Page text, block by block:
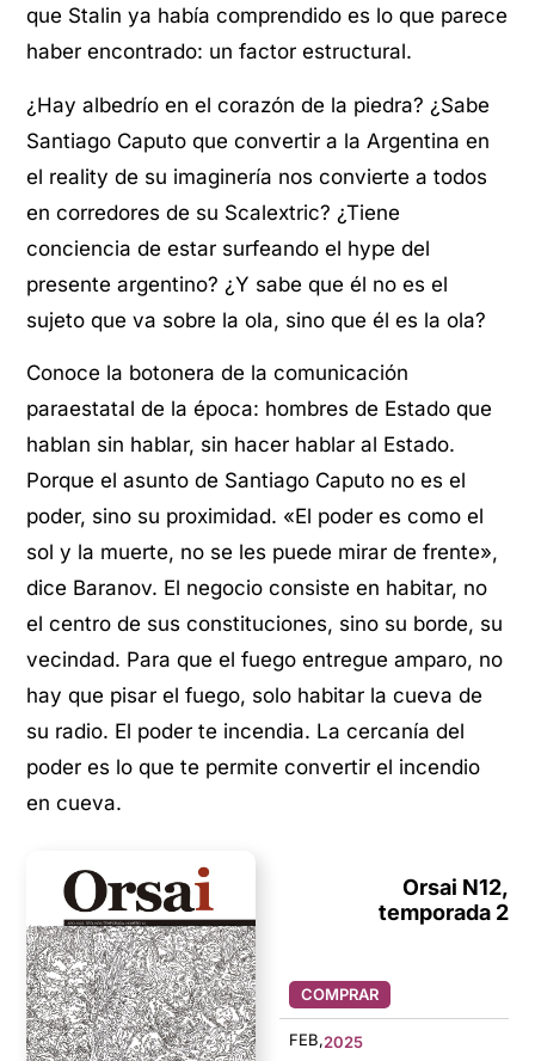
Orsai N12,
temporada 2
COMPRAR
FEB,2025
que Stalin ya había comprendido es lo que parece
haber encontrado: un factor estructural.
¿Hay albedrío en el corazón de la piedra? ¿Sabe
Santiago Caputo que convertir a la Argentina en
el reality de su imaginería nos convierte a todos
en corredores de su Scalextric? ¿Tiene
conciencia de estar surfeando el hype del
presente argentino? ¿Y sabe que él no es el
sujeto que va sobre la ola, sino que él es la ola?
Conoce la botonera de la comunicación
paraestatal de la época: hombres de Estado que
hablan sin hablar, sin hacer hablar al Estado.
Porque el asunto de Santiago Caputo no es el
poder, sino su proximidad. «El poder es como el
sol y la muerte, no se les puede mirar de frente»,
dice Baranov. El negocio consiste en habitar, no
el centro de sus constituciones, sino su borde, su
vecindad. Para que el fuego entregue amparo, no
hay que pisar el fuego, solo habitar la cueva de
su radio. El poder te incendia. La cercanía del
poder es lo que te permite convertir el incendio
en cueva.